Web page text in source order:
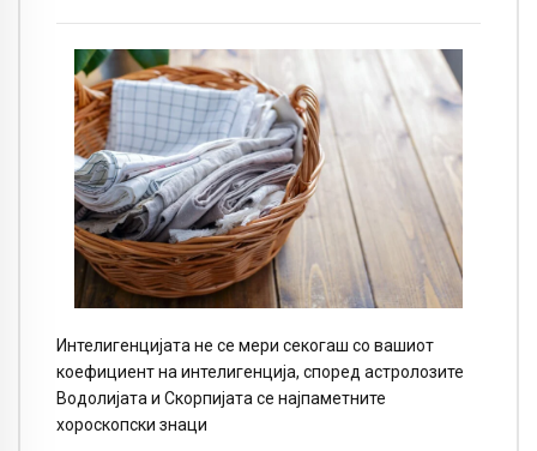
Интелигенцијата не се мери секогаш со вашиот
коефициент на интелигенција, според астролозите
Водолијата и Скорпијата се најпаметните
хороскопски знаци